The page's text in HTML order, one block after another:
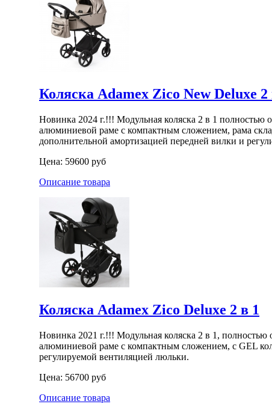
Коляска Adamex Zico New Deluxe 2
Новинка 2024 г.!!! Модульная коляска 2 в 1 полностью
алюминиевой раме с компактным сложением, рама
дополнительной амортизацией передней вилки и
Цена: 59600 руб
Описание товара
Коляска Adamex Zico Deluxe 2 в 1
Новинка 2021 г.!!! Модульная коляска 2 в 1,
алюминиевой раме с компактным сложением, с GEL
регулируемой вентиляцией люльки.
Цена: 56700 руб
Описание товара